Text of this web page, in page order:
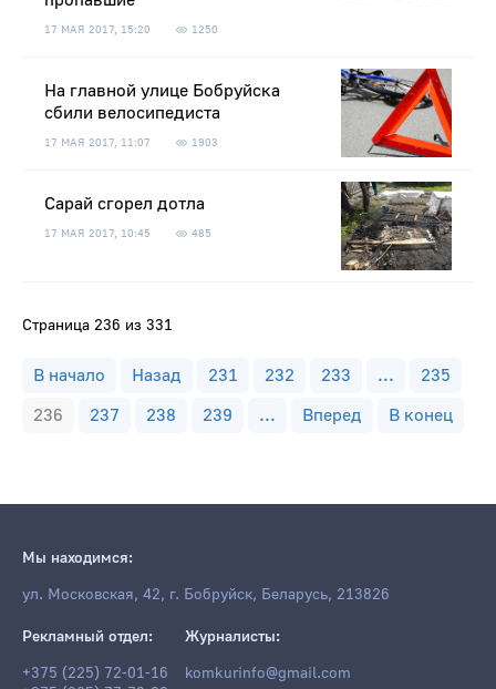
17 МАЯ 2017, 15:20 1250
На главной улице Бобруйска
сбили велосипедиста
17 МАЯ 2017, 11:07 1903
Сарай сгорел дотла
17 МАЯ 2017, 10:45 485
Страница 236 из 331
В начало Назад 231 232 233 ...
235
236
237 238 239 ... Вперед В конец
Мы находимся:
ул. Московская, 42, г. Бобруйск, Беларусь, 213826
Рекламный отдел:
+375 (225) 72-01-16
Журналисты:
komkurinfo@gmail.com